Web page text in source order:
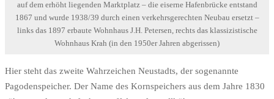
auf dem erhöht liegenden Marktplatz – die eiserne Hafenbrücke entstand
1867 und wurde 1938/39 durch einen verkehrsgerechten Neubau ersetzt –
links das 1897 erbaute Wohnhaus J.H. Petersen, rechts das klassizistische
Wohnhaus Krah (in den 1950er Jahren abgerissen)
Hier steht das zweite Wahrzeichen Neustadts, der sogenannte
Pagodenspeicher. Der Name des Kornspeichers aus dem Jahre 1830